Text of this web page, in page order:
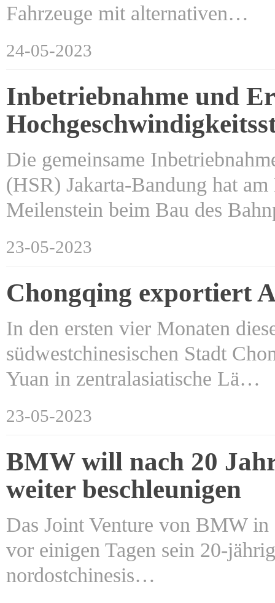
Fahrzeuge mit alternativen…
24-05-2023
Inbetriebnahme und
Die gemeinsame
(HSR) Jakarta-Bandung hat
Meilenstein beim Bau des
23-05-2023
Chongqing exportiert
In den ersten vier Monaten
südwestchinesischen Stadt
Yuan in zentralasiatische Lä…
23-05-2023
BMW will nach 20
weiter beschleunigen
Das Joint Venture von BMW
vor einigen Tagen sein 20-
nordostchinesis…